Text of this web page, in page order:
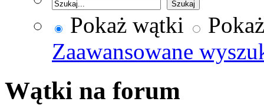
Pokaż wątki
Zaawansowane
Wątki na forum